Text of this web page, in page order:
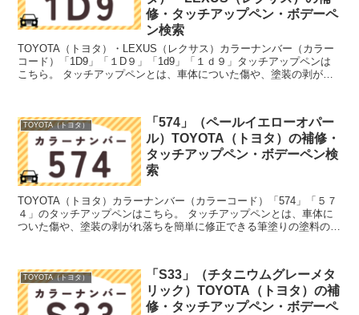
修・タッチアップペン・ボデーペ
ン検索
TOYOTA（トヨタ）・LEXUS（レクサス）カラーナンバー（カラー
コード）「1D9」「１D９」「1d9」「１ｄ９」タッチアップペンは
こちら。 タッチアップペンとは、車体についた傷や、塗装の剥がれ
TOYOTA（トヨタ）
「574」（ペールイエローオパー
ル）TOYOTA（トヨタ）の補修・
タッチアップペン・ボデーペン検
索
TOYOTA（トヨタ）カラーナンバー（カラーコード）「574」「５７
４」のタッチアップペンはこちら。 タッチアップペンとは、車体に
ついた傷や、塗装の剥がれ落ちを簡単に修正できる筆塗りの塗料のこ
TOYOTA（トヨタ）
「S33」（チタニウムグレーメタ
リック）TOYOTA（トヨタ）の補
修・タッチアップペン・ボデーペ